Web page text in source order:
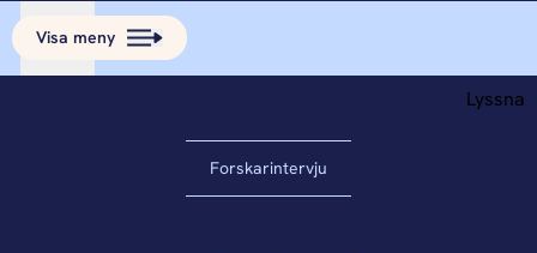
Visa meny
Lyssna
Forskarintervju